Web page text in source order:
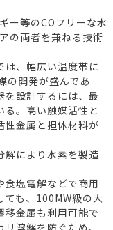
ー等のCOフリーな水
の両者を兼ねる技術
、幅広い温度帯に
の開発が盛んであ
を設計するには、最
。高い触媒活性と
性金属と担体材料が
により水素を製造
塩電解などで商用
ても、100MW級の大
移金属も利用可能で